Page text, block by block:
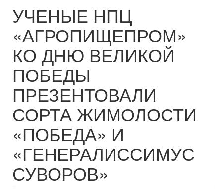
УЧЕНЫЕ НПЦ
«АГРОПИЩЕПРОМ»
КО ДНЮ ВЕЛИКОЙ
ПОБЕДЫ
ПРЕЗЕНТОВАЛИ
СОРТА ЖИМОЛОСТИ
«ПОБЕДА» И
«ГЕНЕРАЛИССИМУС
СУВОРОВ»